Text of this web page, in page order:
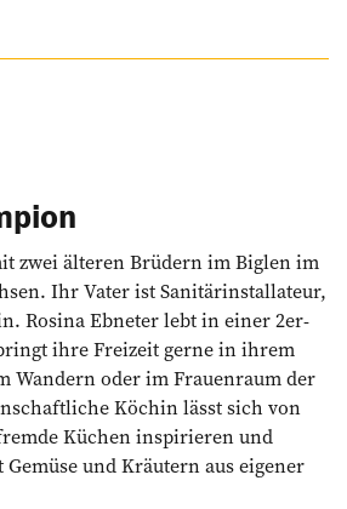
zwei älteren Brüdern im Biglen im
Ihr Vater ist Sanitärinstallateur,
Rosina Ebneter lebt in einer 2er-
ihre Freizeit gerne in ihrem
Wandern oder im Frauenraum der
Köchin lässt sich von
Küchen inspirieren und
und Kräutern aus eigener